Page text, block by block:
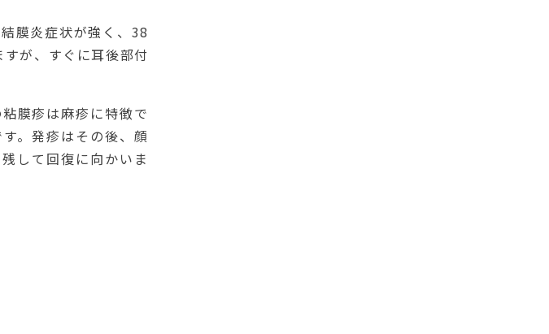
膜炎症状が強く、38
が、すぐに耳後部付
膜疹は麻疹に特徴で
。発疹はその後、顔
して回復に向かいま